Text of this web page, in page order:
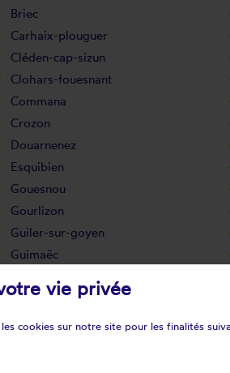
Briec
Carhaix-plouguer
Cléden-cap-sizun
Clohars-fouesnant
Commana
Crozon
Douarnenez
Esquibien
Gouesnou
Gourlizon
Guiler-sur-goyen
Guimaëc
Huelgoat
Ile-tudy
vie privée
cookies sur notre site pour les finalités